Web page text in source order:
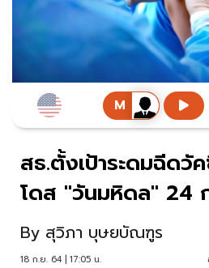
สธ.ตั้งเป้าระดมฉีดวั
โดส "วันมหิดล" 24
By สุวิภา บุษยบัณฑูร
18 ก.ย. 64 | 17:05 น.